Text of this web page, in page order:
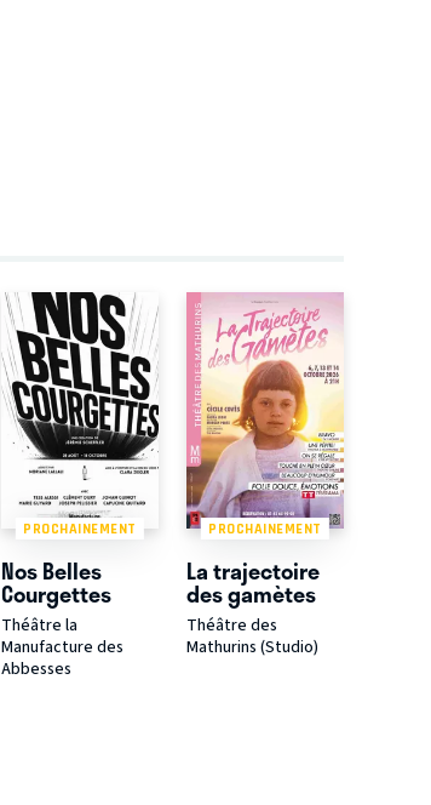
PROCHAINEMENT
Nos Belles
Courgettes
Théâtre la
Manufacture des
Abbesses
PROCHAINEMENT
La trajectoire
des gamètes
Théâtre des
Mathurins (Studio)